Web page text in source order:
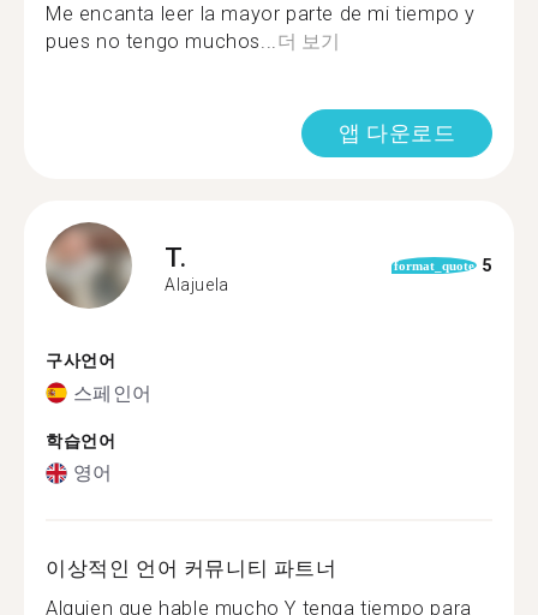
Me encanta leer la mayor parte de mi tiempo y
pues no tengo muchos...더 보기
앱 다운로드
T.
Alajuela
format_quote 5
구사언어
스페인어
학습언어
영어
이상적인 언어 커뮤니티 파트너
Alguien que hable mucho Y tenga tiempo para